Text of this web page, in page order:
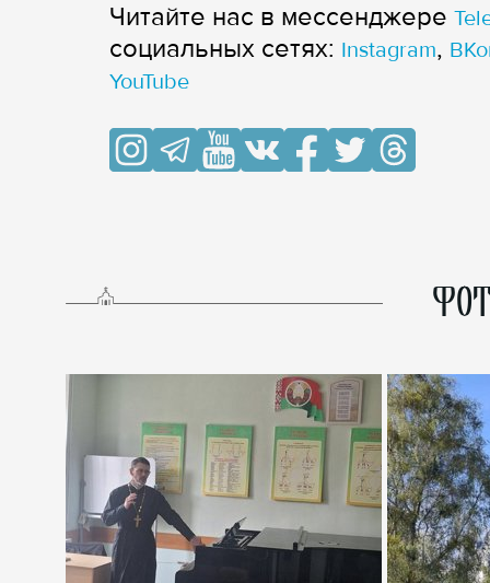
Читайте нас в мессенджере
cоциальных сетях: Instagram,
YouTube